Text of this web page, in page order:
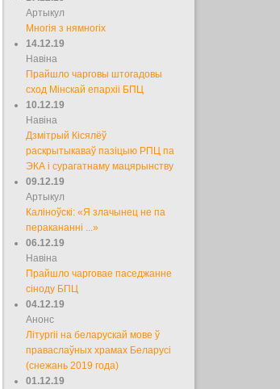
Артыкул
Многія з нямногіх
14.12.19
Навіна
Прайшло чарговы штогадовы
сход Мінскай епархіі БПЦ
10.12.19
Навіна
Дзмітрый Кісялёў
раскрытыкаваў пазіцыю РПЦ па
ЭКА і сурагатнаму мацярынству
09.12.19
Артыкул
Каліноўскі: «Я злачынец не па
перакананні ...»
06.12.19
Навіна
Прайшло чарговае паседжанне
сіноду БПЦ
04.12.19
Анонс
Літургіі на беларускай мове ў
праваслаўных храмах Беларусі
(снежань 2019 года)
01.12.19